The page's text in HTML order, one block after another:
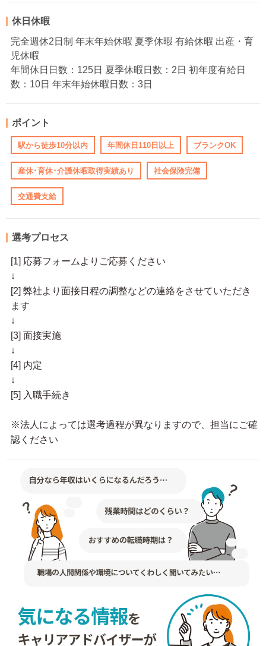
休日休暇
完全週休2日制 年末年始休暇 夏季休暇 有給休暇 出産・育
児休暇
年間休日日数：125日 夏季休暇日数：2日 初年度有給日
数：10日 年末年始休暇日数：3日
ポイント
駅から徒歩10分以内 年間休日110日以上 ブランクOK
産休･育休･介護休暇取得実績あり 社会保険完備
交通費支給
選考プロセス
[1] 応募フォームよりご応募ください
↓
[2] 弊社より面接日程の調整などの連絡をさせていただき
ます
↓
[3] 面接実施
↓
[4] 内定
↓
[5] 入職手続き
※法人によっては選考過程が異なりますので、担当にご確
認ください